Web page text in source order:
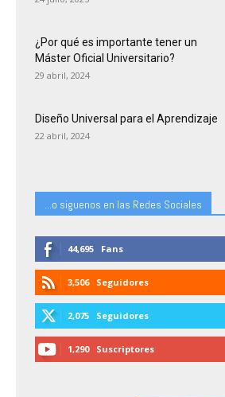
¿Por qué es importante tener un
Máster Oficial Universitario?
29 abril, 2024
Diseño Universal para el Aprendizaje
22 abril, 2024
...o siguenos en las Redes Sociales
44,695 Fans
3,506 Seguidores
2,075 Seguidores
1,290 Suscriptores